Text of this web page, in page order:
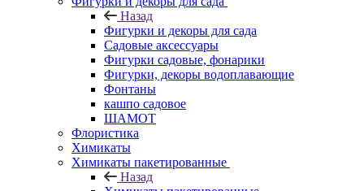
Назад
Фигурки и декоры для сада
Садовые аксессуары
Фигурки садовые, фонарики
Фигурки, декоры водоплавающие
Фонтаны
кашпо садовое
ШАМОТ
Флористика
Химикаты
Химикаты пакетированные
Назад